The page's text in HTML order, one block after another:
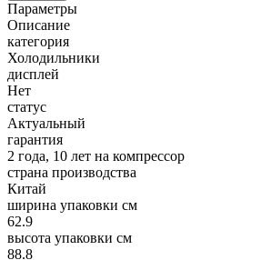
Параметры
Описание
категория
Холодильники
дисплей
Нет
статус
Актуальный
гарантия
2 года, 10 лет на компрессор
страна производства
Китай
ширина упаковки см
62.9
высота упаковки см
88.8